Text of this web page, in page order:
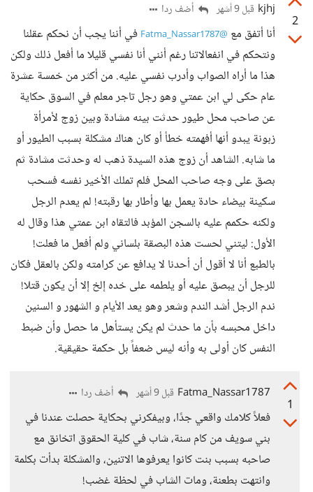
2
kjhj قبل 9 أشهر أضف ردا
أنا أتفق مع @Fatma_Nassar1787
في أننا يجب أن نحكم عقلنا
ونتحكم في انفعالاتنا رغم أنني أنا نفسي قليلا ما أفعل ذلك ولكن
هذا ما أراه الصواب وأدرب نفسي عليه. من أكثر من خمسة عشرة
عام حكى لي ابن عمتي وهو رجل تاجر معلم في السوق حكاية
عن صاحب محل طيور حدثت بينه مشادة وبين زوج لأمرأة
زبونة يبدو أنها أفهمته خطأ أو كان هناك مشكلة بسبب الطيور أو
ما شابه. الشاهد أن زوج هذه السيدة ذهب له وحدثت مشادة ثم
بصق على وجه صاحب المحل فلم تملك الأخير نفسه فسحب
سكينة بيضاء حادة يعمل بها وأطار بها رقبته! لم يعدم الرجل
ولكنه حكمم عليه بالسجن المؤبد فالتقاه ابن عمتي هذا وقال له
الأول: ليتني لحست هذه البصقة بلساني ولم أفعل ما فعلت!
بالطبع أنا لا أقول أن أحدنا لا يدافع عن كرامته ولكن بالعقل فكان
للرجل أن يبصق عليه أو يلطمه على خده إلخ إلا أن يكون قتلا!
ندم الرجل أشد الندم وشعر وهو يعد الأيام و الشهور و السنين
داخل محبسه بأن ما حدث لم يكن يستأهل ما حصل وأن ضبط
النفس كان أولى به وأنه ليس ضعفاً بل حكمة حقيقية.
1
Fatma_Nassar1787 قبل 9 أشهر أضف ردا
فعلاً كلامك واقعي جدًا، وبيفكرني بحكاية حصلت عندنا في
بني سويف من كام سنة، شاب في كلية الحقوق اتخانق مع
صاحبه بسبب بنت كانوا يعرفوها الاتنين، والمشكلة بدأت بكلمة
وانتهت بطعنة، ومات الشاب في لحظة غضب!